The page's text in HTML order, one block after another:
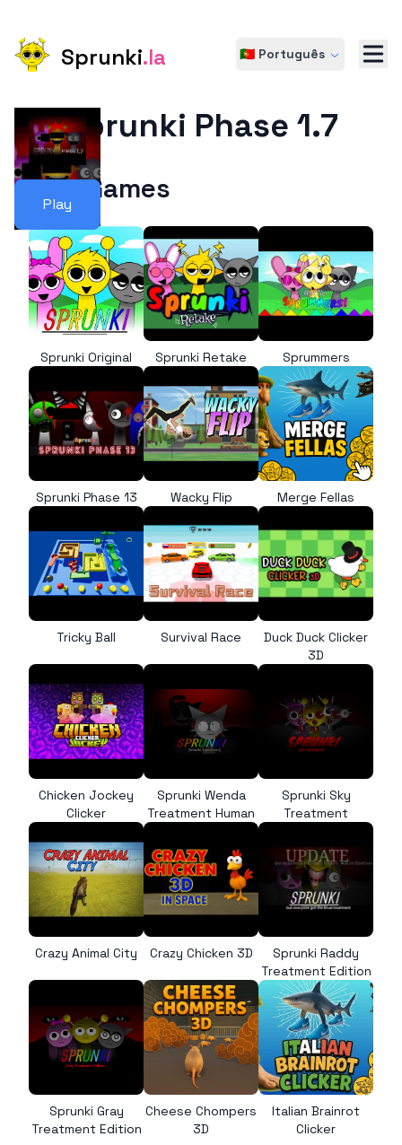
Sprunki.la 🇵🇹 Português
Play
Sprunki Phase 1.7
More Games
Sprunki Original Sprunki Retake Sprummers
Sprunki Phase 13 Wacky Flip Merge Fellas
Tricky Ball Survival Race
Duck Duck Clicker
3D
Chicken Jockey
Clicker
Sprunki Wenda
Treatment Human
Sprunki Sky
Treatment
Crazy Animal City Crazy Chicken 3D
Sprunki Raddy
Treatment Edition
Sprunki Gray
Treatment Edition
Cheese Chompers
3D
Italian Brainrot
Clicker